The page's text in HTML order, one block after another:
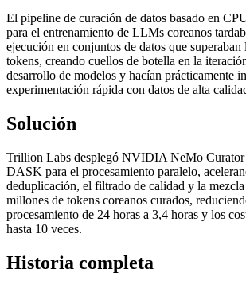
El pipeline de curación de datos basado en
para el entrenamiento de LLMs coreanos
ejecución en conjuntos de datos que
tokens, creando cuellos de botella en la
desarrollo de modelos y hacían prácticamente
experimentación rápida con datos de alta
Solución
Trillion Labs desplegó NVIDIA NeMo Curator
DASK para el procesamiento paralelo,
deduplicación, el filtrado de calidad y la
millones de tokens coreanos curados,
procesamiento de 24 horas a 3,4 horas y los
hasta 10 veces.
Historia completa